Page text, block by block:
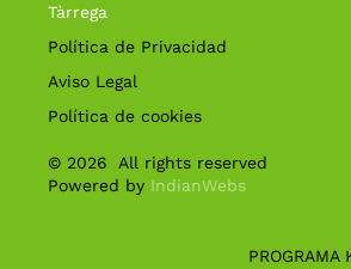
Tàrrega
Política de Privacidad
Aviso Legal
Política de cookies
© 2026 All rights reserved
Powered by IndianWebs
PROGRAMA